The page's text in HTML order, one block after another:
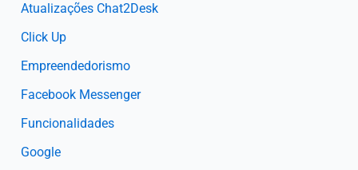
Atualizações Chat2Desk
Click Up
Empreendedorismo
Facebook Messenger
Funcionalidades
Google